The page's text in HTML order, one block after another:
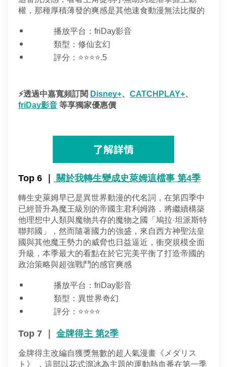
權，那種厚積薄發的爽感是其他速食動漫無法比擬的
播放平台：friDay影音
類型：修仙玄幻
評分：⭐⭐⭐⭐.5
⚡️透過中嘉寬頻訂閱 Disney+、 CATCHPLAY+、
friDay影音 等享獨家優惠價
了解詳情
Top 6 ｜ 關於我轉生變成史萊姆這檔事 第4季
轉生史萊姆早已是異世界動漫的代名詞，在第四季中
已經晉升為魔王級別的帝國主君利姆路，將繼續構築
他理想中人類與魔物共存的魔物之國「鳩拉·坦派斯特
聯邦國」，然而隨著國力的強盛，來自西方神聖法皇
國與其他魔王勢力的威脅也日益逼近，衝突規模全面
升級，本季最大的看點在於它完美平衡了打造帝國的
政治策略與超強戰鬥的感官爽感
播放平台：friDay影音
類型：異世界奇幻
評分：⭐⭐⭐⭐
Top 7 ｜ 金牌得主 第2季
金牌得主改編自獲獎無數的超人氣漫畫《メダリス
ト》 ，這部以花式溜冰為主題的運動熱血番在第一季